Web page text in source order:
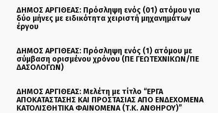
ΔΗΜΟΣ ΑΡΓΙΘΕΑΣ: Πρόσληψη ενός (01) ατόμου για
δύο μήνες με ειδικότητα χειριστή μηχανημάτων
έργου
ΔΗΜΟΣ ΑΡΓΙΘΕΑΣ: Πρόσληψη ενός (1) ατόμου με
σύμβαση ορισμένου χρόνου (ΠΕ ΓΕΩΤΕΧΝΙΚΩΝ/ΠΕ
ΔΑΣΟΛΟΓΩΝ)
ΔΗΜΟΣ ΑΡΓΙΘΕΑΣ: Μελέτη με τίτλο “ΕΡΓΑ
ΑΠΟΚΑΤΑΣΤΑΣΗΣ ΚΑΙ ΠΡΟΣΤΑΣΙΑΣ ΑΠΟ ΕΝΔΕΧΟΜΕΝΑ
ΚΑΤΟΛΙΣΘΗΤΙΚΑ ΦΑΙΝΟΜΕΝΑ (Τ.Κ. ΑΝΘΗΡΟΥ)”